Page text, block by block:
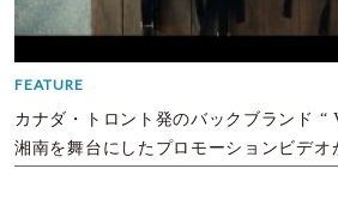
FEATURE
カナダ・トロント発のバックブランド “
湘南を舞台にしたプロモーションビデオ